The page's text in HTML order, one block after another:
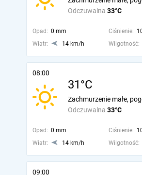
Odczuwalna 33°C
Opad: 0 mm Ciśnienie:
Wiatr:
14 km/h Wilgotność:
08:00
31°C
Odczuwalna 33°C
Zachmurzenie małe,
Opad: 0 mm Ciśnienie:
Wiatr:
14 km/h Wilgotność:
09:00